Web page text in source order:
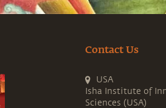
Contact Us
USA
Isha Institute of
Sciences (USA)